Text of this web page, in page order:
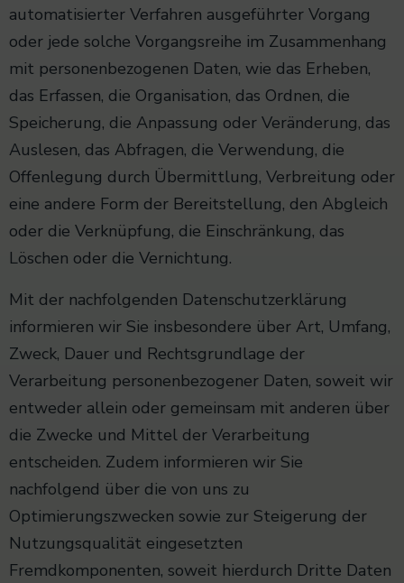
automatisierter Verfahren ausgeführter Vorgang
oder jede solche Vorgangsreihe im Zusammenhang
mit personenbezogenen Daten, wie das Erheben,
das Erfassen, die Organisation, das Ordnen, die
Speicherung, die Anpassung oder Veränderung, das
Auslesen, das Abfragen, die Verwendung, die
Offenlegung durch Übermittlung, Verbreitung oder
eine andere Form der Bereitstellung, den Abgleich
oder die Verknüpfung, die Einschränkung, das
Löschen oder die Vernichtung.
Mit der nachfolgenden Datenschutzerklärung
informieren wir Sie insbesondere über Art, Umfang,
Zweck, Dauer und Rechtsgrundlage der
Verarbeitung personenbezogener Daten, soweit wir
entweder allein oder gemeinsam mit anderen über
die Zwecke und Mittel der Verarbeitung
entscheiden. Zudem informieren wir Sie
nachfolgend über die von uns zu
Optimierungszwecken sowie zur Steigerung der
Nutzungsqualität eingesetzten
Fremdkomponenten, soweit hierdurch Dritte Daten